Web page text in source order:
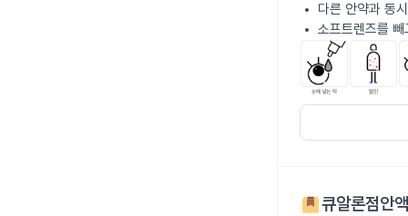
다른 안약과 동
소프트렌즈를
큐알론점안